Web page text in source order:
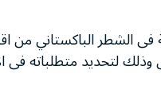
الشطر الباكستاني من
لتحديد متطلباته فى